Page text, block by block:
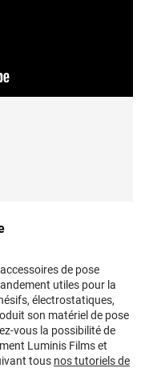
de pose
utiles pour la
électrostatiques,
son matériel de pose
vous la possibilité de
Luminis Films et
tous nos tutoriels de